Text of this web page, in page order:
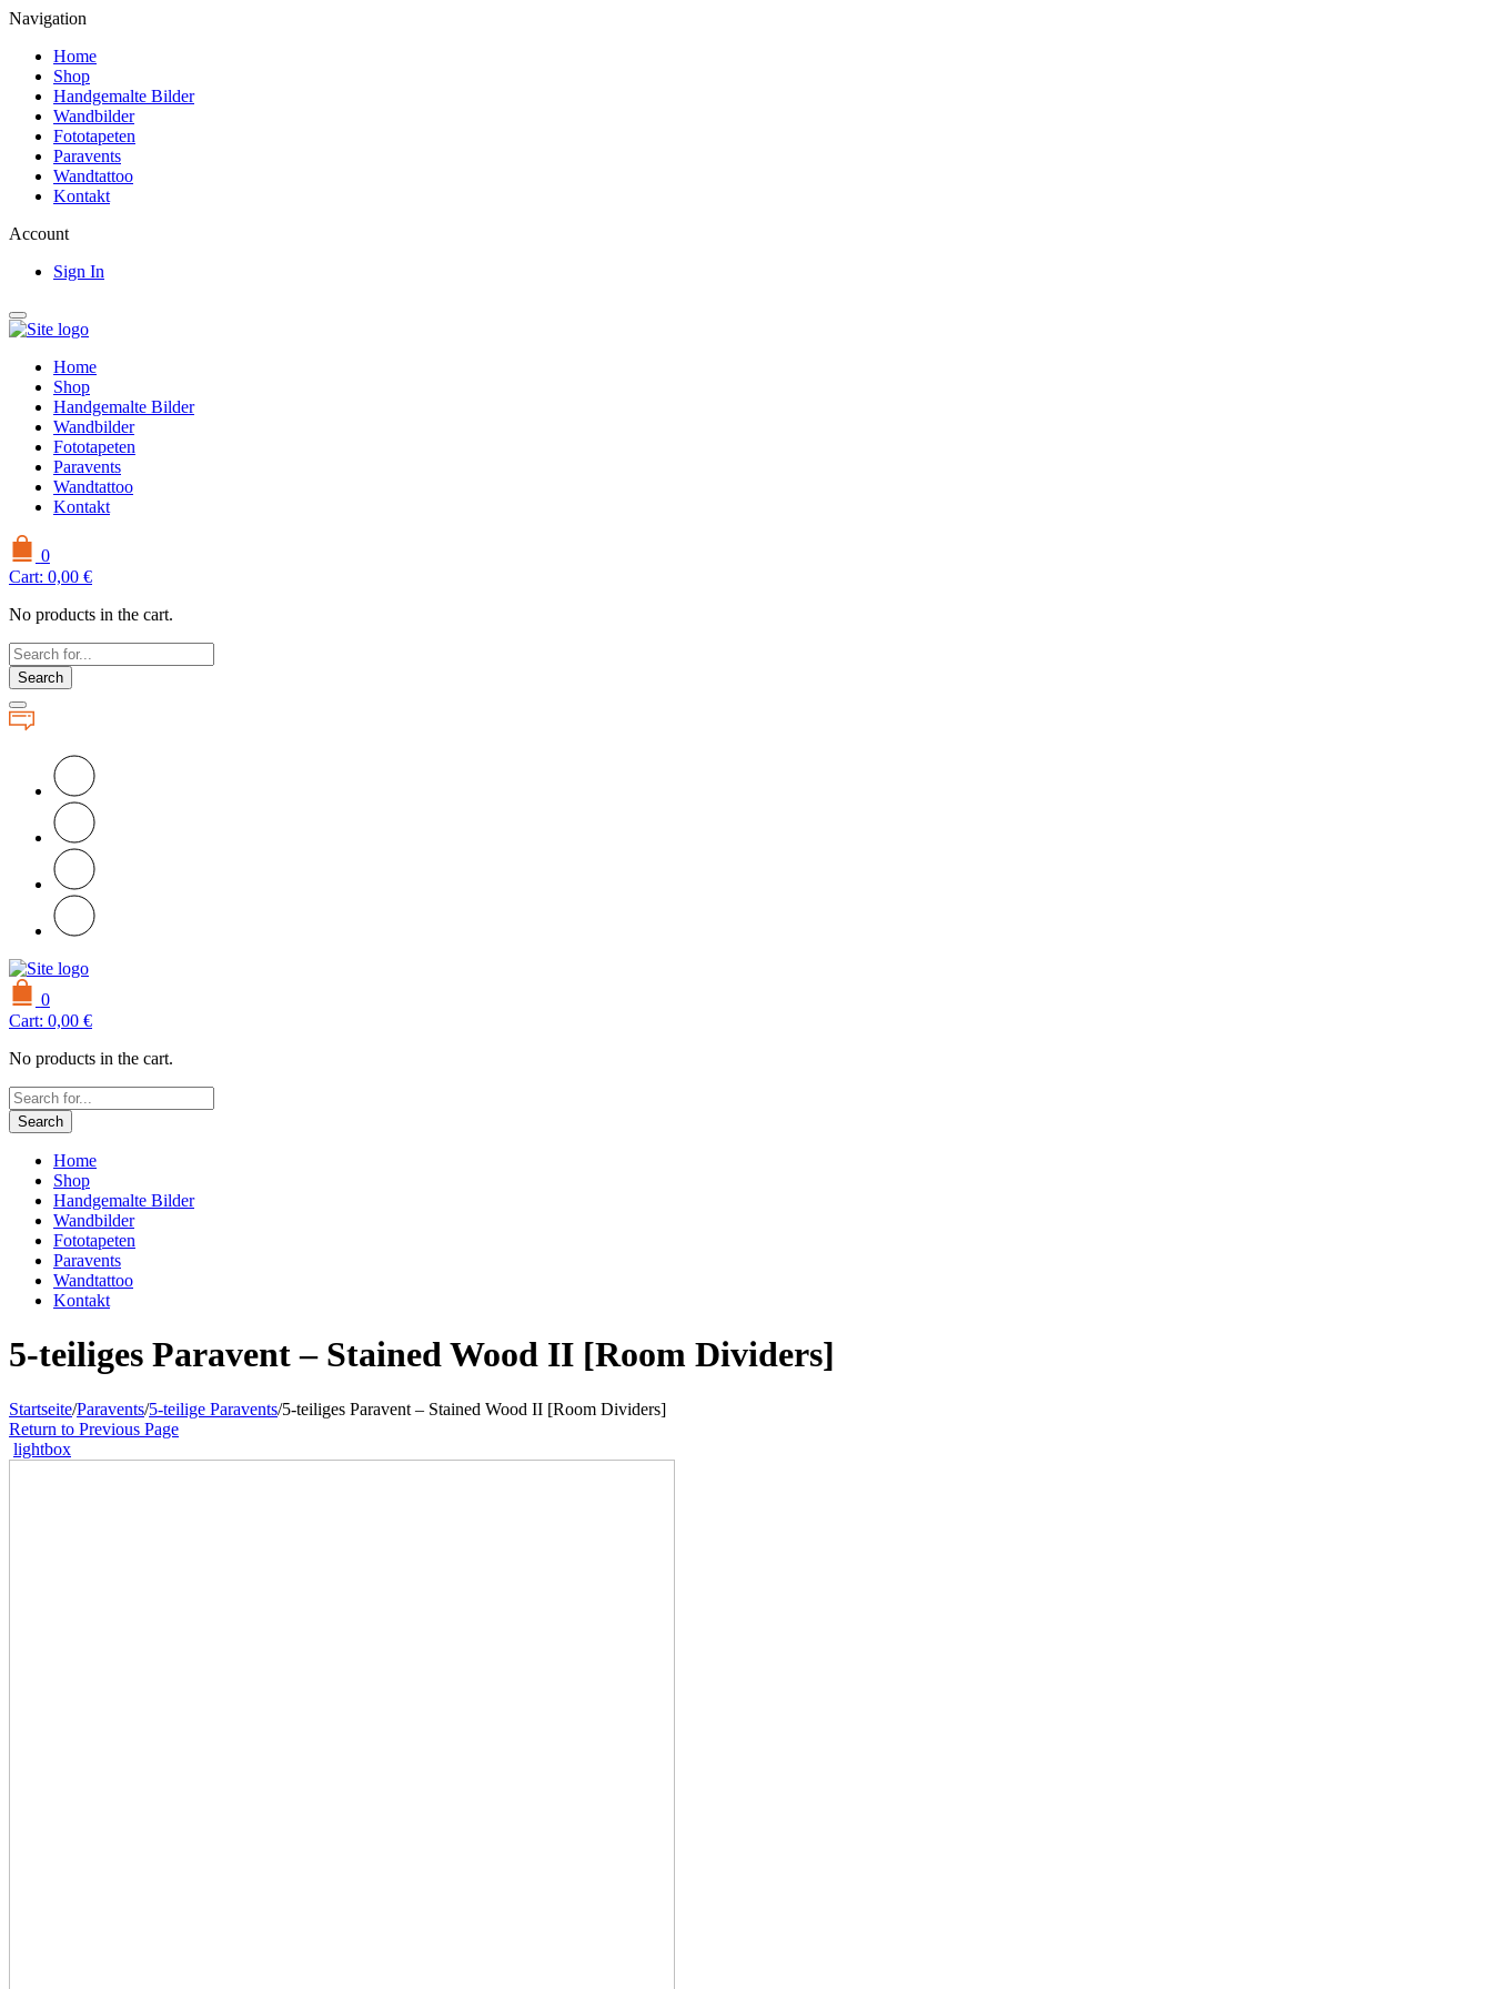
Navigation
Home
Shop
Handgemalte Bilder
Wandbilder
Fototapeten
Paravents
Wandtattoo
Kontakt
Account
Sign In
Home
Shop
Handgemalte Bilder
Wandbilder
Fototapeten
Paravents
Wandtattoo
Kontakt
0
Cart: 0,00 €
No products in the cart.
Search
0
Cart: 0,00 €
No products in the cart.
Search
Home
Shop
Handgemalte Bilder
Wandbilder
Fototapeten
Paravents
Wandtattoo
Kontakt
5-teiliges Paravent – Stained Wood II [Room Dividers]
Startseite/Paravents/5-teilige Paravents/5-teiliges Paravent – Stained Wood II [Room Dividers]
Return to Previous Page
lightbox